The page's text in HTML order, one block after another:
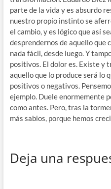
parte de la vida y es absurdo
nuestro propio instinto se
el cambio, y es lógico que así
desprendernos de aquello que
nada fácil, desde luego. Y
positivos. El dolor es. Existe y
aquello que lo produce será lo
positivos o negativos.
ejemplo. Duele enormemente
como antes. Pero, tras la
más sabios, porque hemos
Deja una